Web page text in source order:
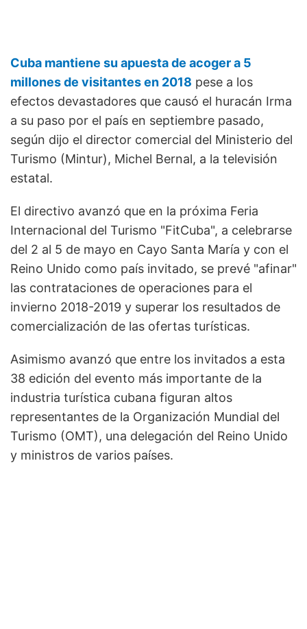
Cuba mantiene su apuesta de acoger a 5
millones de visitantes en 2018 pese a los
efectos devastadores que causó el huracán Irma
a su paso por el país en septiembre pasado,
según dijo el director comercial del Ministerio del
Turismo (Mintur), Michel Bernal, a la televisión
estatal.
El directivo avanzó que en la próxima Feria
Internacional del Turismo "FitCuba", a celebrarse
del 2 al 5 de mayo en Cayo Santa María y con el
Reino Unido como país invitado, se prevé "afinar"
las contrataciones de operaciones para el
invierno 2018-2019 y superar los resultados de
comercialización de las ofertas turísticas.
Asimismo avanzó que entre los invitados a esta
38 edición del evento más importante de la
industria turística cubana figuran altos
representantes de la Organización Mundial del
Turismo (OMT), una delegación del Reino Unido
y ministros de varios países.